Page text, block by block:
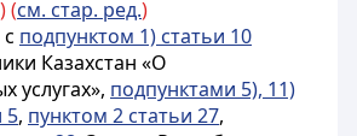
(см. стар. ред.)
подпунктом 1) статьи 10
Казахстан «О
услугах», подпунктами 5), 11)
5, пунктом 2 статьи 27,